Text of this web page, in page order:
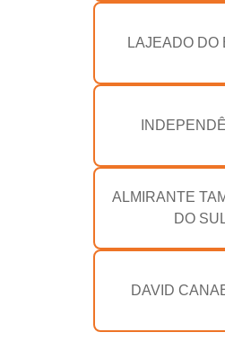
LAJEADO DO
ALMIRANTE
DO
DAVID